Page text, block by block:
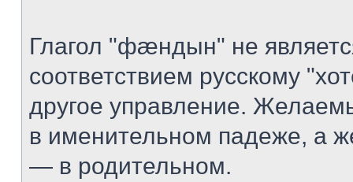
Глагол "фæндын" не
соответствием русскому
другое управление.
в именительном падеже, а
— в родительном.